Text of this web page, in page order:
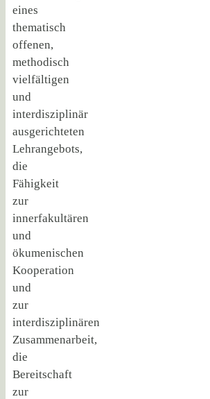
eines
thematisch
offenen,
methodisch
vielfältigen
und
interdisziplinär
ausgerichteten
Lehrangebots,
die
Fähigkeit
zur
innerfakultären
und
ökumenischen
Kooperation
und
zur
interdisziplinären
Zusammenarbeit,
die
Bereitschaft
zur